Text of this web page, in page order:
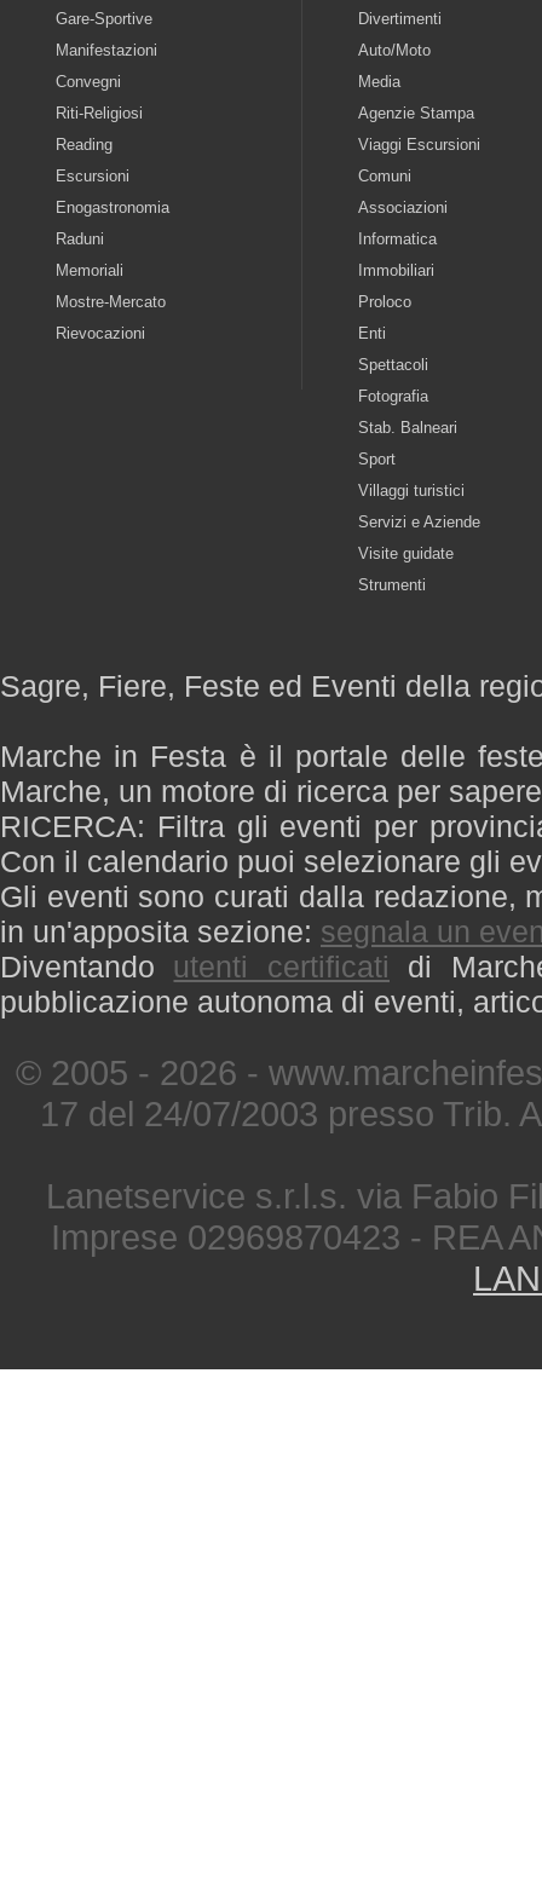
Gare-Sportive
Manifestazioni
Convegni
Riti-Religiosi
Reading
Escursioni
Enogastronomia
Raduni
Memoriali
Mostre-Mercato
Rievocazioni
Divertimenti
Auto/Moto
Media
Agenzie Stampa
Viaggi Escursioni
Comuni
Associazioni
Informatica
Immobiliari
Proloco
Enti
Spettacoli
Fotografia
Stab. Balneari
Sport
Villaggi turistici
Servizi e Aziende
Visite guidate
Strumenti
Sagre, Fiere, Feste ed Eventi della
Marche in Festa è il portale delle
Marche, un motore di ricerca per
RICERCA: Filtra gli eventi per
Con il calendario puoi selezionare gli
Gli eventi sono curati dalla redazione,
in un'apposita sezione: segnala un
Diventando utenti certificati di
pubblicazione autonoma di eventi,
© 2005 - 2026 -
17 del 24/07/2003 presso Trib.
Lanetservice s.r.l.s. via Fabio
Imprese 02969870423 - REA